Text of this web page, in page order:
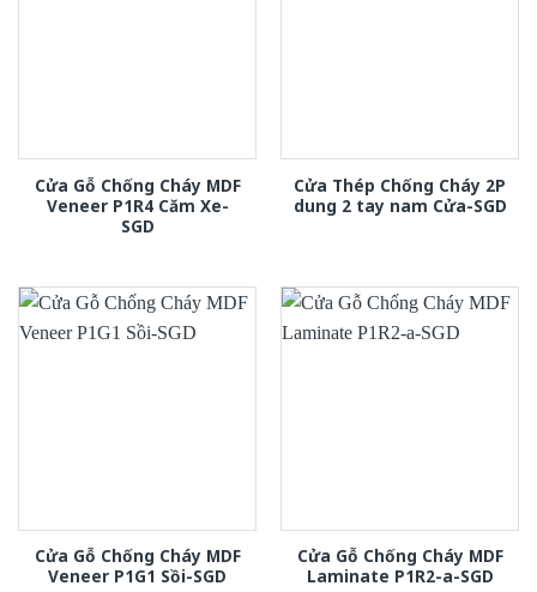
Cửa Gỗ Chống Cháy MDF
Veneer P1R4 Căm Xe-
SGD
Cửa Thép Chống Cháy 2P
dung 2 tay nam Cửa-SGD
Cửa Gỗ Chống Cháy MDF
Veneer P1G1 Sồi-SGD
Cửa Gỗ Chống Cháy MDF
Laminate P1R2-a-SGD